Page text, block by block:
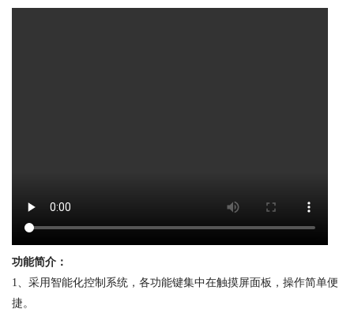
功能简介：
1、采用智能化控制系统，各功能键集中在触摸屏面板，操作简单便
捷。